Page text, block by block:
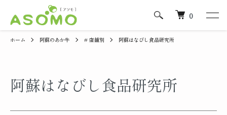
0
ホーム 阿蘇のあか牛 # 店舗別 阿蘇はなびし食品研究所
阿蘇はなびし食品研究所